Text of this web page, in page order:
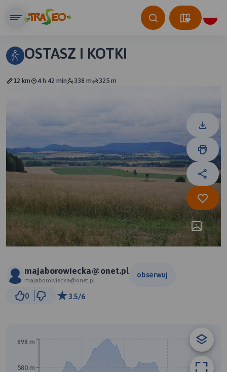
OSTASZ I KOTKI
12 km 4 h 42 min 338 m 325 m
majaborowiecka@onet.pl
majaborowiecka@onet.pl
obserwuj
0 3.5/6
580 m
698 m